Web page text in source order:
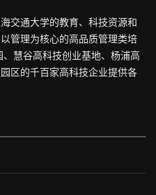
交通大学的教育、科技资源和
管理为核心的高品质管理类培
慧谷高科技创业基地、杨浦高
区的千百家高科技企业提供各